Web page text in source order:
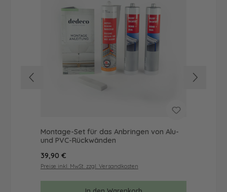
Montage-Set für das Anbringen von Alu-
und PVC-Rückwänden
Regulärer Preis:
39,90 €
Preise inkl. MwSt. zzgl. Versandkosten